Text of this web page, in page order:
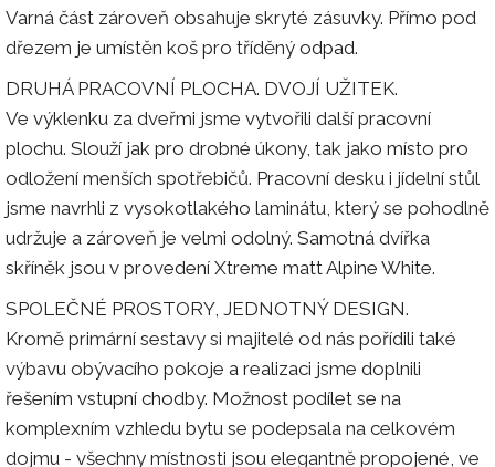
Varná část zároveň obsahuje skryté zásuvky. Přímo pod
dřezem je umístěn koš pro tříděný odpad.
DRUHÁ PRACOVNÍ PLOCHA. DVOJÍ UŽITEK.
Ve výklenku za dveřmi jsme vytvořili další pracovní
plochu. Slouží jak pro drobné úkony, tak jako místo pro
odložení menších spotřebičů. Pracovní desku i jídelní stůl
jsme navrhli z vysokotlakého laminátu, který se pohodlně
udržuje a zároveň je velmi odolný. Samotná dvířka
skříněk jsou v provedení Xtreme matt Alpine White.
SPOLEČNÉ PROSTORY, JEDNOTNÝ DESIGN.
Kromě primární sestavy si majitelé od nás pořídili také
výbavu obývacího pokoje a realizaci jsme doplnili
řešením vstupní chodby. Možnost podílet se na
komplexním vzhledu bytu se podepsala na celkovém
dojmu - všechny místnosti jsou elegantně propojené, ve